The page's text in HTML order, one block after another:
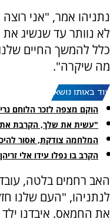
נתניהו אמר, "אני
לא נוותר עד שנשיג את
כלל להמשך החיים
מה שיקרה".
עוד באותו נושא:
הוקם מצפה לזכר הלוחם
"עשית את שלך, הקרבת
המלחמה צודקת, אסור
הקרב בו נפלו עידו אלי
האב רחמים בלטה,
לנתניהו, "העם שלנו
את החמאס. איבדנו